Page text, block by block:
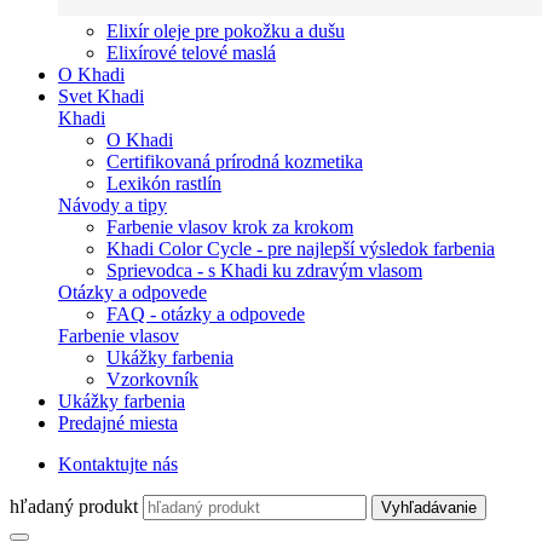
Elixír oleje pre pokožku a dušu
Elixírové telové maslá
O Khadi
Svet Khadi
Khadi
O Khadi
Certifikovaná prírodná kozmetika
Lexikón rastlín
Návody a tipy
Farbenie vlasov krok za krokom
Khadi Color Cycle - pre najlepší výsledok farbenia
Sprievodca - s Khadi ku zdravým vlasom
Otázky a odpovede
FAQ - otázky a odpovede
Farbenie vlasov
Ukážky farbenia
Vzorkovník
Ukážky farbenia
Predajné miesta
Kontaktujte nás
hľadaný produkt Vyhľadávanie